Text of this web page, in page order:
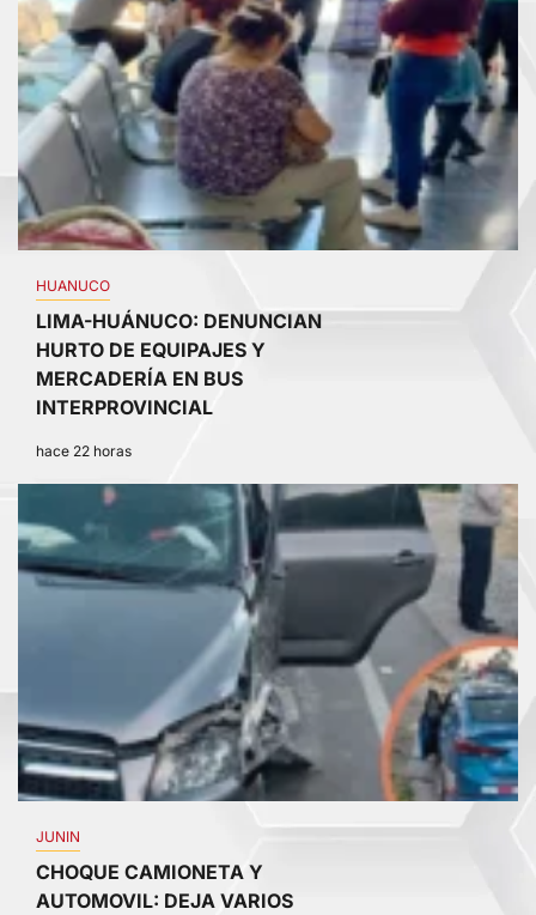
HUANUCO
LIMA-HUÁNUCO: DENUNCIAN
HURTO DE EQUIPAJES Y
MERCADERÍA EN BUS
INTERPROVINCIAL
hace 22 horas
JUNIN
CHOQUE CAMIONETA Y
AUTOMOVIL: DEJA VARIOS